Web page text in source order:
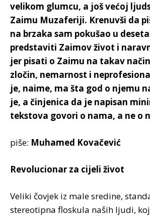
velikom glumcu, a još većoj
Zaimu Muzaferiji. Krenuvši da
na brzaka sam pokušao u
predstaviti Zaimov život i
jer pisati o Zaimu na takav
zločin, nemarnost i
je, naime, ma šta god o njemu
je, a činjenica da je napisan
tekstova govori o nama, a ne o
piše: Muhamed Kovačević
Revolucionar za cijeli život
Veliki čovjek iz male sredine,
stereotipna floskula naših ljudi,